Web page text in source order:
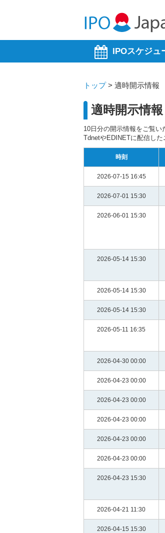
IPOスケジュ
トップ> 適時開示情報
適時開示情報
10日分の開示情報をご覧い
TdnetやEDINETに配信した
時刻
2026-07-15 16:45
2026-07-01 15:30
2026-06-01 15:30
2026-05-14 15:30
2026-05-14 15:30
2026-05-14 15:30
2026-05-11 16:35
2026-04-30 00:00
2026-04-23 00:00
2026-04-23 00:00
2026-04-23 00:00
2026-04-23 00:00
2026-04-23 00:00
2026-04-23 15:30
2026-04-21 11:30
2026-04-15 15:30